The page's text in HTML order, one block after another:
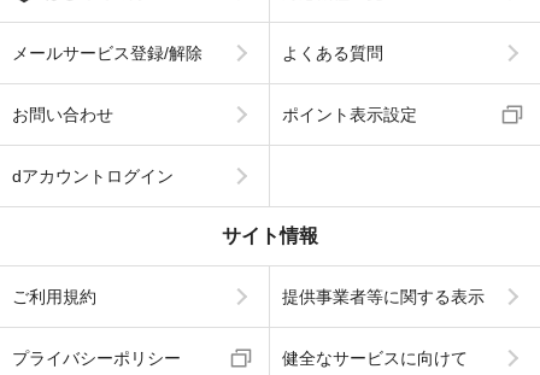
メールサービス登録/解除 よくある質問
お問い合わせ ポイント表示設定
dアカウントログイン
サイト情報
ご利用規約 提供事業者等に関する表示
プライバシーポリシー 健全なサービスに向けて